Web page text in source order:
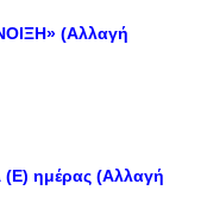
(Αλλαγή
ημέρας (Αλλαγή